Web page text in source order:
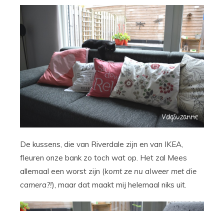
De kussens, die van Riverdale zijn en van IKEA,
fleuren onze bank zo toch wat op. Het zal Mees
allemaal een worst zijn (komt ze nu alweer met die
camera?!), maar dat maakt mij helemaal niks uit.